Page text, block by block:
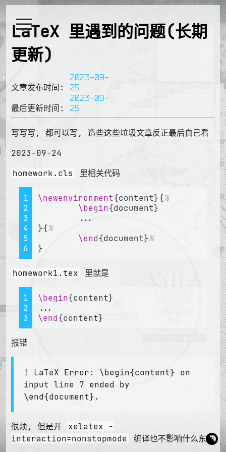
LaTeX 里遇到的问题(长期
更新)
文章发布时间:
2023-09-
25
最后更新时间:
2023-09-
25
写写写, 都可以写, 造些这些垃圾文章反正最后自己看
2023-09-24
homework.cls
里相关代码
1
2
3
4
5
6
\newenvironment{content}{%
\begin{document}
	...
}{%
\end{document}%
}
homework1.tex 里就是
1
2
3
\begin{content}
...
\end{content}
报错
! LaTeX Error: \begin{content} on
input line 7 ended by
\end{document}.
很烦, 但是开
xelatex -
interaction=nonstopmode
编译也不影响什么东西